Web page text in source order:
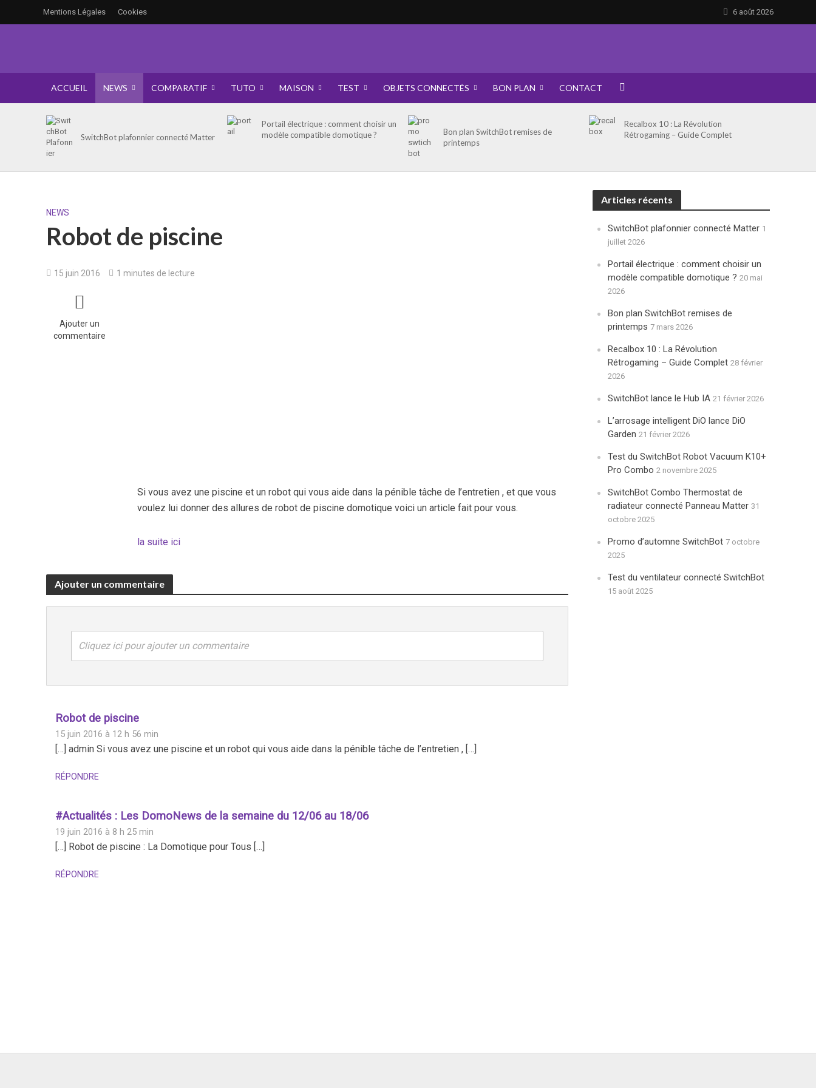
Mentions Légales Cookies 6 août 2026
ACCUEIL NEWS COMPARATIF TUTO MAISON TEST OBJETS CONNECTÉS BON PLAN CONTACT
SwitchBot plafonnier connecté Matter
Portail électrique : comment choisir un
modèle compatible domotique ?
Bon plan SwitchBot remises de
printemps
Recalbox 10 : La Révolution
Rétrogaming – Guide Complet
NEWS
Robot de piscine
15 juin 2016 1 minutes de lecture
Ajouter un
commentaire
Si vous avez une piscine et un robot qui vous aide dans la pénible tâche de l’entretien , et que vous
voulez lui donner des allures de robot de piscine domotique voici un article fait pour vous.
la suite ici
Ajouter un commentaire
Cliquez ici pour ajouter un commentaire
Robot de piscine
15 juin 2016 à 12 h 56 min
[…] admin Si vous avez une piscine et un robot qui vous aide dans la pénible tâche de l’entretien , […]
RÉPONDRE
#Actualités : Les DomoNews de la semaine du 12/06 au 18/06
19 juin 2016 à 8 h 25 min
[…] Robot de piscine : La Domotique pour Tous […]
RÉPONDRE
Articles récents
SwitchBot plafonnier connecté Matter 1
juillet 2026
Portail électrique : comment choisir un
modèle compatible domotique ? 20 mai
2026
Bon plan SwitchBot remises de
printemps 7 mars 2026
Recalbox 10 : La Révolution
Rétrogaming – Guide Complet 28 février
2026
SwitchBot lance le Hub IA 21 février 2026
L’arrosage intelligent DiO lance DiO
Garden 21 février 2026
Test du SwitchBot Robot Vacuum K10+
Pro Combo 2 novembre 2025
SwitchBot Combo Thermostat de
radiateur connecté Panneau Matter 31
octobre 2025
Promo d’automne SwitchBot 7 octobre
2025
Test du ventilateur connecté SwitchBot
15 août 2025